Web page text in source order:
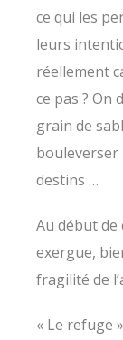
ce qui les
leurs
réellement
ce pas ? On
grain de
bouleverser
destins …
Au début
exergue,
fragilité de
« Le refuge